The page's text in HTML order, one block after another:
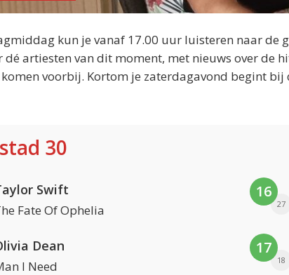
kun je vanaf 17.00 uur luisteren naar de
dé artiesten van dit moment, met nieuws over de
voorbij. Kortom je zaterdagavond begint bij
30
Swift
Fate Of Ophelia
Dean
I Need
16
27
17
18